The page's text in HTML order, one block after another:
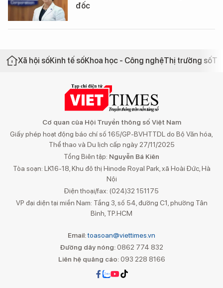
đốc
Xã hội sốKinh tế sốKhoa học - Công nghệThị trường số
Cơ quan của Hội Truyền thông số Việt Nam
Giấy phép hoạt động báo chí số 165/GP-BVHTTDL do Bộ Văn hóa,
Thể thao và Du lịch cấp ngày 27/11/2025
Tổng Biên tập: Nguyễn Bá Kiên
Tòa soạn: LK16-18, Khu đô thị Hinode Royal Park, xã Hoài Đức, Hà
Nội
Điện thoại/fax: (024)32 151175
VP đại diện tại miền Nam: Tầng 3, số 54, đường C1, phường Tân
Bình, TP.HCM
Email:toasoan@viettimes.vn
Đường dây nóng: 0862 774 832
Liên hệ quảng cáo:093 228 8166